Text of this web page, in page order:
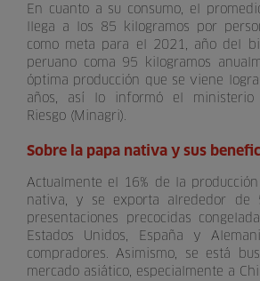
En cuanto a su consumo, el
llega a los 85 kilogramos por
como meta para el 2021, año del
peruano coma 95 kilogramos
óptima producción que se viene
años, así lo informó el
Riesgo (Minagri).
Sobre la papa nativa y sus
Actualmente el 16% de la
nativa, y se exporta alrededor de
presentaciones precocidas
Estados Unidos, España y
compradores. Asimismo, se está
mercado asiático, especialmente a